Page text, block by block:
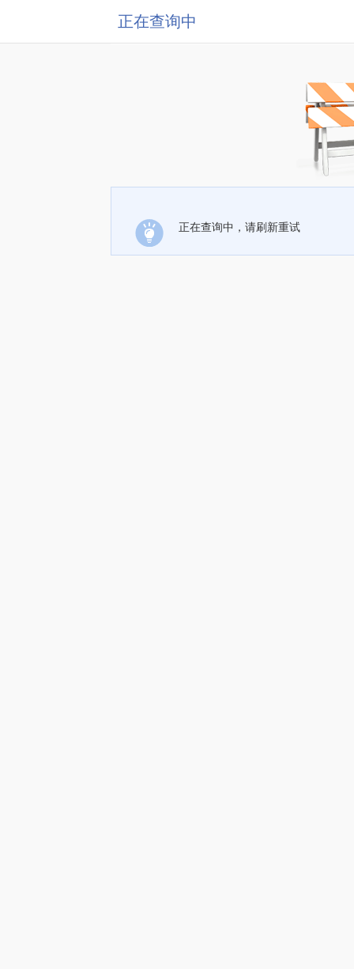
正在查询中
正在查询中，请刷新重试